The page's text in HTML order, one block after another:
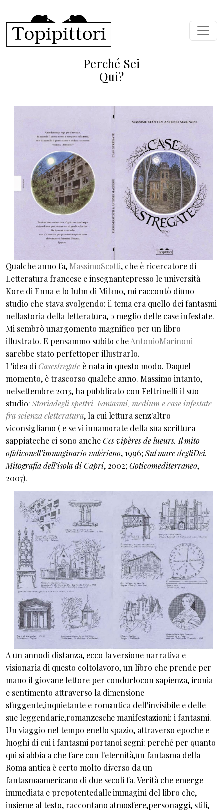
Perché Sei
Qui?
Qualche anno fa, MassimoScotti, che è ricercatore di
Letteratura francese e insegnantepresso le università
Kore di Enna e lo Iulm di Milano, mi raccontò diuno
studio che stava svolgendo: il tema era quello dei fantasmi
nellastoria della letteratura, o meglio delle case infestate.
Mi sembrò unargomento magnifico per un libro
illustrato. E pensammo subito cheAntonioMarinoni
sarebbe stato perfettoper illustrarlo.
L'idea di Casestregate è nata in questo modo. Daquel
momento, è trascorso qualche anno. Massimo intanto,
nelsettembre 2013, ha pubblicato con Feltrinelli il suo
studio: Storiadegli spettri. Fantasmi, medium e case infestate
fra scienza eletteratura, la cui lettura senz'altro
viconsigliamo ( e se vi innamorate della sua scrittura
sappiateche ci sono ancheCes vipères de lueurs. Il mito
ofidiconell’immaginario valériano, 1996; Sul mare degliDei.
Mitografia dell’isola di Capri, 2002; Goticomediterraneo,
2007).
A un annodi distanza, ecco la versione narrativa e
visionaria di questo coltolavoro, un libro che prende per
mano il giovane lettore per condurlocon sapienza, ironia
e sentimento attraverso la dimensione
sfuggente,inquietante e romantica dell'invisibile e delle
sue leggendarie,romanzesche manifestazioni: i fantasmi.
Un viaggio nel tempo enello spazio, attraverso epoche e
luoghi di cui i fantasmi portanoi segni: perché per quanto
qui si abbia a che fare con l'eternità,un fantasma della
Roma antica è certo molto diverso da un
fantasmaamericano di due secoli fa. Verità che emerge
immediata e prepotentedalle immagini del libro che,
insieme al testo, raccontano atmosfere,personaggi, stili,